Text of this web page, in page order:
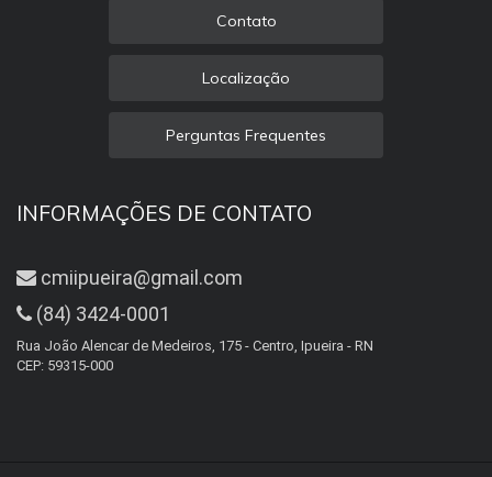
Contato
Localização
Perguntas Frequentes
INFORMAÇÕES DE CONTATO
cmiipueira@gmail.com
(84) 3424-0001
Rua João Alencar de Medeiros, 175 - Centro, Ipueira - RN
CEP: 59315-000